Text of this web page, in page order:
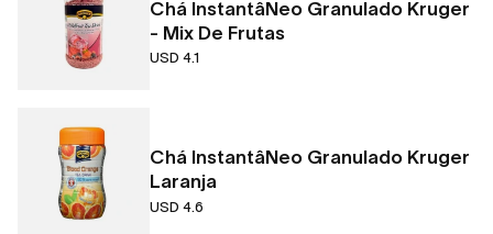
Chá InstantâNeo Granulado Kruger
- Mix De Frutas
USD 4.1
Chá InstantâNeo Granulado Kruger
Laranja
USD 4.6